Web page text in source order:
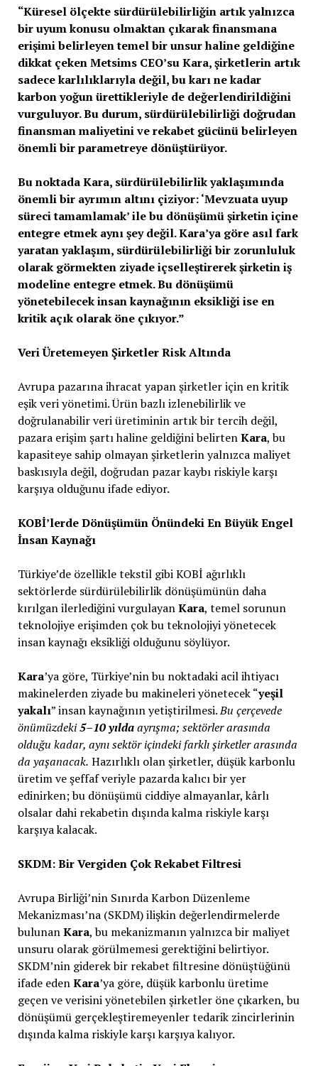
“Küresel ölçekte sürdürülebilirliğin artık yalnızca
bir uyum konusu olmaktan çıkarak finansmana
erişimi belirleyen temel bir unsur haline geldiğine
dikkat çeken Metsims CEO’su Kara, şirketlerin artık
sadece karlılıklarıyla değil, bu karı ne kadar
karbon yoğun ürettikleriyle de değerlendirildiğini
vurguluyor. Bu durum, sürdürülebilirliği doğrudan
finansman maliyetini ve rekabet gücünü belirleyen
önemli bir parametreye dönüştürüyor.
Bu noktada Kara, sürdürülebilirlik yaklaşımında
önemli bir ayrımın altını çiziyor: ‘Mevzuata uyup
süreci tamamlamak’ ile bu dönüşümü şirketin içine
entegre etmek aynı şey değil. Kara’ya göre asıl fark
yaratan yaklaşım, sürdürülebilirliği bir zorunluluk
olarak görmekten ziyade içselleştirerek şirketin iş
modeline entegre etmek. Bu dönüşümü
yönetebilecek insan kaynağının eksikliği ise en
kritik açık olarak öne çıkıyor.”
Veri Üretemeyen Şirketler Risk Altında
Avrupa pazarına ihracat yapan şirketler için en kritik
eşik veri yönetimi. Ürün bazlı izlenebilirlik ve
doğrulanabilir veri üretiminin artık bir tercih değil,
pazara erişim şartı haline geldiğini belirtenKara, bu
kapasiteye sahip olmayan şirketlerin yalnızca maliyet
baskısıyla değil, doğrudan pazar kaybı riskiyle karşı
karşıya olduğunu ifade ediyor.
KOBİ’lerde Dönüşümün Önündeki En Büyük Engel
İnsan Kaynağı
Türkiye’de özellikle tekstil gibi KOBİ ağırlıklı
sektörlerde sürdürülebilirlik dönüşümünün daha
kırılgan ilerlediğini vurgulayanKara, temel sorunun
teknolojiye erişimden çok bu teknolojiyi yönetecek
insan kaynağı eksikliği olduğunu söylüyor.
Kara’ya göre, Türkiye’nin bu noktadaki acil ihtiyacı
makinelerden ziyade bu makineleri yönetecek “yeşil
yakalı” insan kaynağının yetiştirilmesi.Bu çerçevede
önümüzdeki5–10 yıldaayrışma; sektörler arasında
olduğu kadar, aynı sektör içindeki farklı şirketler arasında
da yaşanacak. Hazırlıklı olan şirketler, düşük karbonlu
üretim ve şeffaf veriyle pazarda kalıcı bir yer
edinirken; bu dönüşümü ciddiye almayanlar, kârlı
olsalar dahi rekabetin dışında kalma riskiyle karşı
karşıya kalacak.
SKDM: Bir Vergiden Çok Rekabet Filtresi
Avrupa Birliği’nin Sınırda Karbon Düzenleme
Mekanizması’na (SKDM) ilişkin değerlendirmelerde
bulunanKara, bu mekanizmanın yalnızca bir maliyet
unsuru olarak görülmemesi gerektiğini belirtiyor.
SKDM’nin giderek bir rekabet filtresine dönüştüğünü
ifade edenKara’ya göre, düşük karbonlu üretime
geçen ve verisini yönetebilen şirketler öne çıkarken, bu
dönüşümü gerçekleştiremeyenler tedarik zincirlerinin
dışında kalma riskiyle karşı karşıya kalıyor.